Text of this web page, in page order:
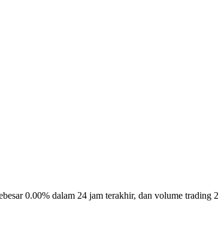
0.00% dalam 24 jam terakhir, dan volume